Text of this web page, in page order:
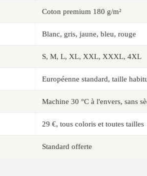
Coton premium 180 g/m²
Blanc, gris, jaune, bleu, rouge
S, M, L, XL, XXL, XXXL, 4XL
Européenne standard, taille
Machine 30 °C à l'envers, sans
29 €, tous coloris et toutes tailles
Standard offerte